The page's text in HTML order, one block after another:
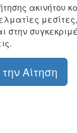
ακινήτου
στην
Αίτηση